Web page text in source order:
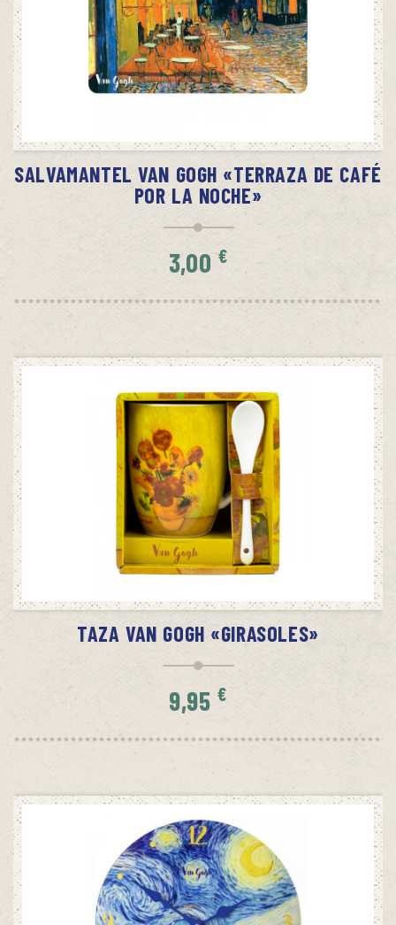
SALVAMANTEL VAN GOGH «TERRAZA DE CAFÉ
POR LA NOCHE»
3,00 €
TAZA VAN GOGH «GIRASOLES»
9,95€